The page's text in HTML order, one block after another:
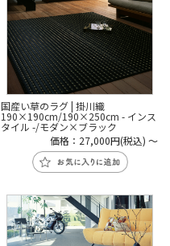
国産い草のラグ | 掛川織
190×190cm/190×250cm - インス
タイル -/モダン×ブラック
価格：27,000円(税込) ～